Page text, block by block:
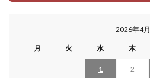
2026年4月
月 火 水 木
1 2